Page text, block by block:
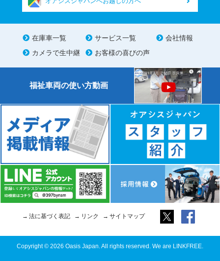
在庫車一覧 サービス一覧
会社情報
カメラで生中継
お客様の喜びの声
福祉車両の使い方動画
法に基づく表記 リンク サイトマップ
Copyright © 2026 Oasis Japan. All rights reserved. We are LINKFREE.